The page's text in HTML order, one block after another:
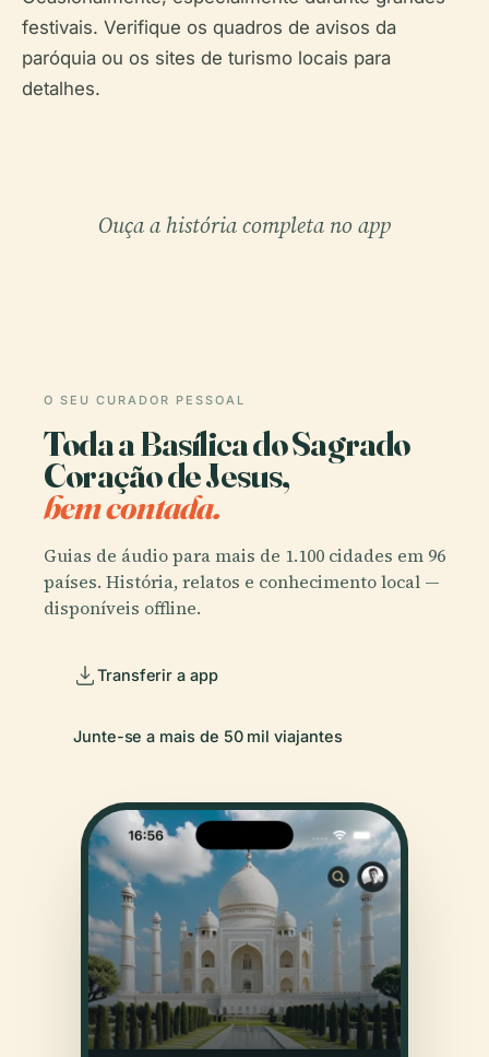
festivais. Verifique os quadros de avisos da
paróquia ou os sites de turismo locais para
detalhes.
Ouça a história completa no app
O SEU CURADOR PESSOAL
Toda a Basílica do Sagrado
Coração de Jesus,
bem contada.
Guias de áudio para mais de 1.100 cidades em 96
países. História, relatos e conhecimento local —
disponíveis offline.
Transferir a app
Junte-se a mais de 50 mil viajantes